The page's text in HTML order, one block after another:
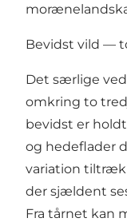
Bevidst vild —
Det særlige
omkring to
bevidst er holdt
og hedeflader
variation
der sjældent
Fra tårnet kan